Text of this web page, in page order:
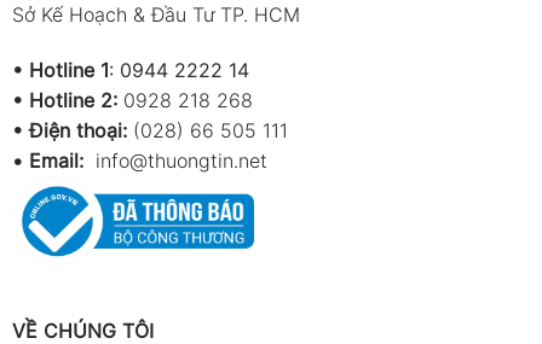
Sở Kế Hoạch & Đầu Tư TP. HCM
• Hotline 1: 0944 2222 14
• Hotline 2: 0928 218 268
• Điện thoại: (028) 66 505 111
• Email: info@thuongtin.net
VỀ CHÚNG TÔI